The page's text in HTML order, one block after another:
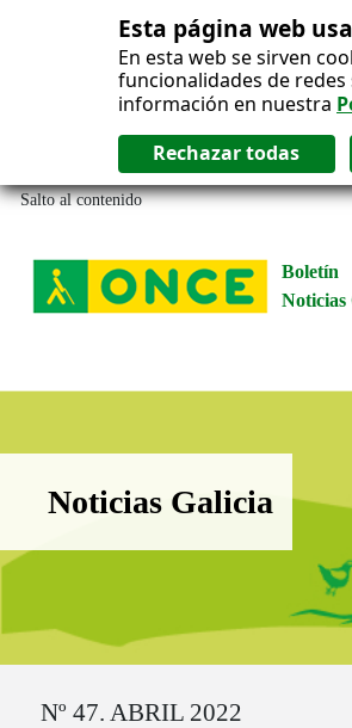
Esta página web
En esta web se sirven
funcionalidades de
información en nuestra
Salto al contenido
Boletín
Noticias
Boletín Noticias
Noticias Galicia
Nº 47. ABRIL 2022